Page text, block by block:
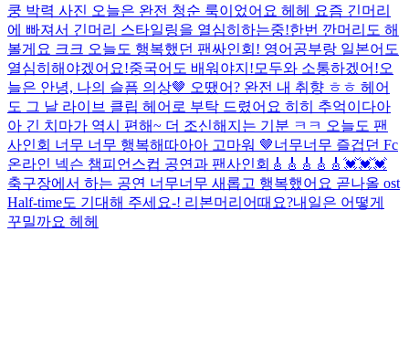
쿵 박력 사진 오늘은 완전 청순 룩이었어요 헤헤 요즘 긴머리
에 빠져서 긴머리 스타일링을 열심히하는중!한번 깐머리도 해
볼게요 크크 오늘도 행복했던 팬싸인회! 영어공부랑 일본어도
열심히해야겠어요!중국어도 배워야지!모두와 소통하겠어!오
늘은 안녕, 나의 슬픔 의상🤎 오땠어? 완전 내 취향 ㅎㅎ 헤어
도 그 날 라이브 클립 헤어로 부탁 드렸어요 히히 추억이다아
아 긴 치마가 역시 편해~ 더 조신해지는 기분 ㅋㅋ 오늘도 팬
사인회 너무 너무 행복해따아아 고마워 🤎너무너무 즐겁던 Fc
온라인 넥슨 챔피언스컵 공연과 팬사인회🎸🎸🎸🎸🎸💓💓💓
축구장에서 하는 공연 너무너무 새롭고 행복했어요 곧나올 ost
Half-time도 기대해 주세요-! 리본머리어때요?내일은 어떻게
꾸밀까요 헤헤